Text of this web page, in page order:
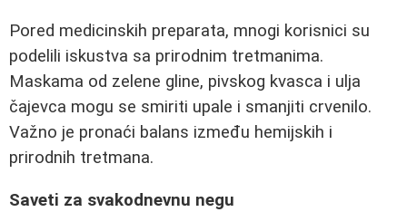
Pored medicinskih preparata, mnogi korisnici su
podelili iskustva sa prirodnim tretmanima.
Maskama od zelene gline, pivskog kvasca i ulja
čajevca mogu se smiriti upale i smanjiti crvenilo.
Važno je pronaći balans između hemijskih i
prirodnih tretmana.
Saveti za svakodnevnu negu